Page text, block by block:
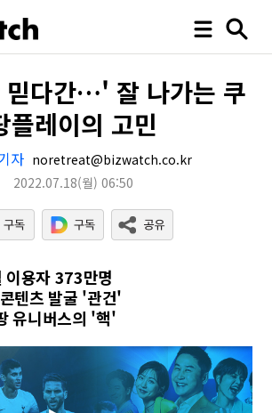
믿다간…' 잘 나가는 쿠
플레이의 고민
자 noretreat@bizwatch.co.kr
2022.07.18(월) 06:50
용자 373만명
텐츠 발굴 '관건'
유니버스의 '핵'